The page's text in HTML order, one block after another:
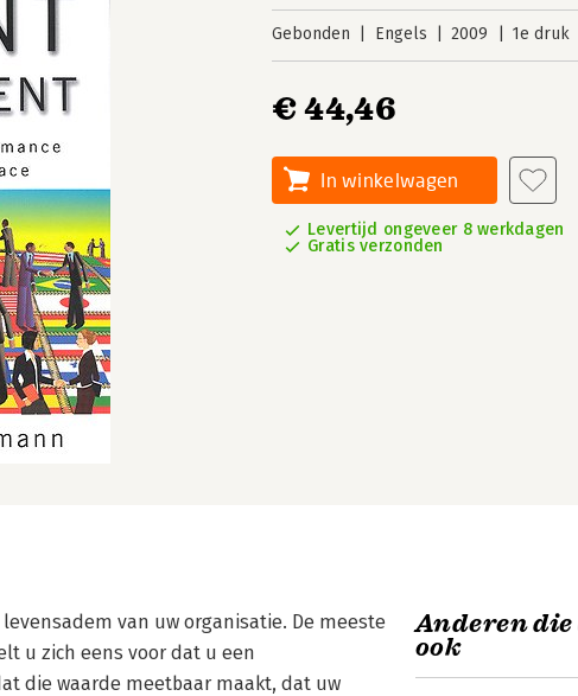
Gebonden Engels 2009 1e druk
€ 44,46
In winkelwagen
Levertijd ongeveer 8 werkdagen
Gratis verzonden
van uw organisatie. De meeste
u zich eens voor dat u een
die waarde meetbaar maakt, dat uw
Anderen
ook